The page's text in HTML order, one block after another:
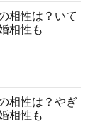
相性は？いて
相性も
相性は？やぎ
相性も